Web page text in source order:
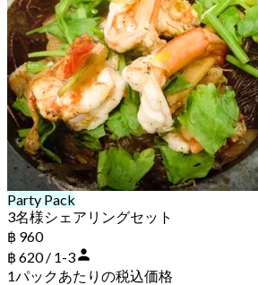
Party Pack
3名様シェアリングセット
฿ 960
฿ 620 / 1-3
1パックあたりの税込価格